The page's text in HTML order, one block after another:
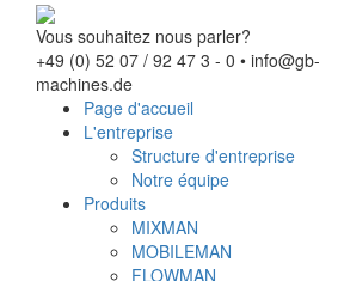
Vous souhaitez nous parler?
+49 (0) 52 07 / 92 47 3 - 0 • info@gb-
machines.de
Page d'accueil
L'entreprise
Structure d'entreprise
Notre équipe
Produits
MIXMAN
MOBILEMAN
FLOWMAN